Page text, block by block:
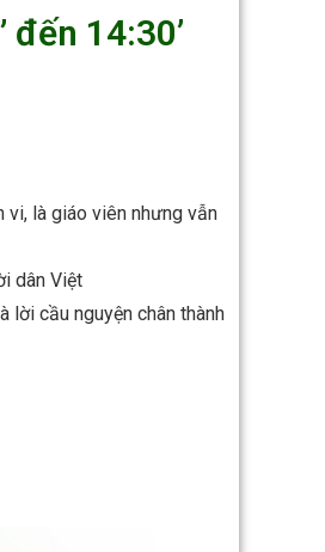
đến 14:30’
vi, là giáo viên nhưng vẫn
dân Việt
lời cầu nguyện chân thành